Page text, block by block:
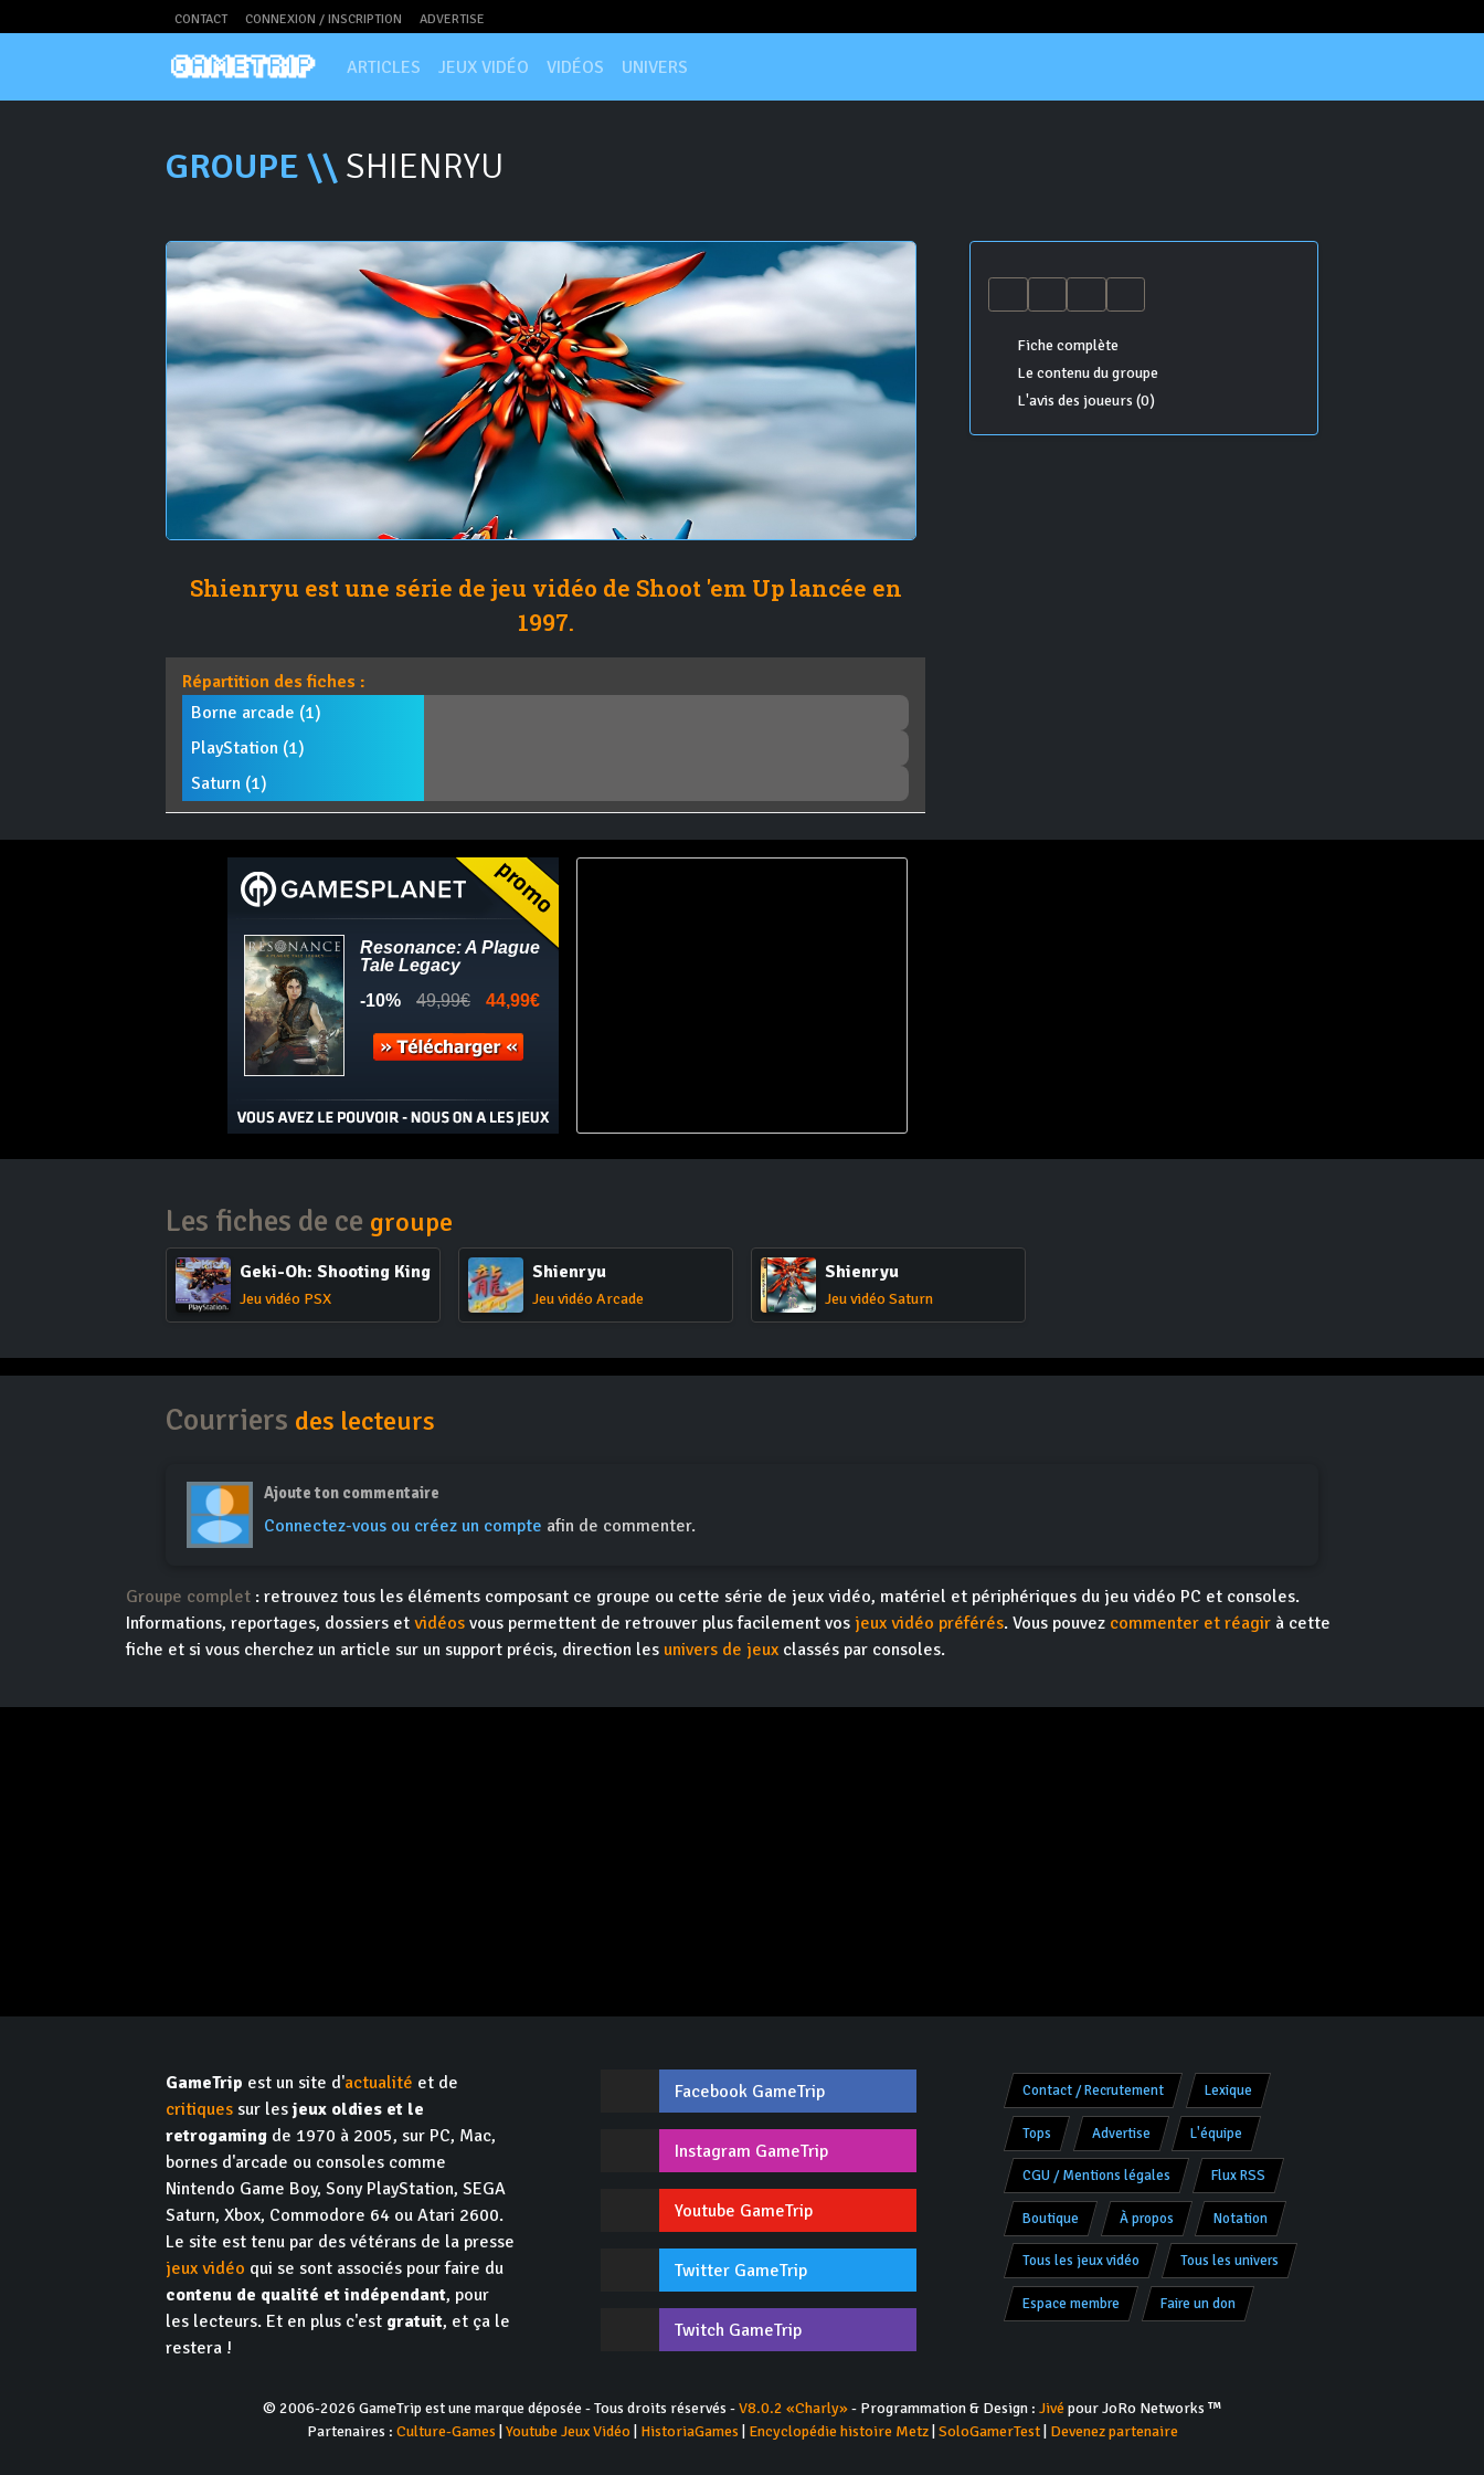
CONTACT CONNEXION / INSCRIPTION ADVERTISE
ARTICLES JEUX VIDÉO VIDÉOS UNIVERS
GROUPE \\ SHIENRYU
Fiche complète
Le contenu du groupe
L'avis des joueurs (0)
Shienryu est une série de jeu vidéo de Shoot 'em Up lancée en
1997.
Répartition des fiches :
Borne arcade (1)
PlayStation (1)
Saturn (1)
Les fiches de ce groupe
Geki-Oh: Shooting King
Jeu vidéo PSX
Shienryu
Jeu vidéo Arcade
Shienryu
Jeu vidéo Saturn
Courriers des lecteurs
Ajoute ton commentaire
Connectez-vous ou créez un compte afin de commenter.
Groupe complet : retrouvez tous les éléments composant ce groupe ou cette série de jeux vidéo, matériel et périphériques du jeu vidéo PC et consoles.
Informations, reportages, dossiers et vidéos vous permettent de retrouver plus facilement vos jeux vidéo préférés. Vous pouvez commenter et réagir à cette
fiche et si vous cherchez un article sur un support précis, direction les univers de jeux classés par consoles.
GameTrip est un site d'actualité et de
critiques sur lesjeux oldies et le
retrogaming de 1970 à 2005, sur PC, Mac,
bornes d'arcade ou consoles comme
Nintendo Game Boy, Sony PlayStation, SEGA
Saturn, Xbox, Commodore 64 ou Atari 2600.
Le site est tenu par des vétérans de la presse
jeux vidéo qui se sont associés pour faire du
contenu de qualité et indépendant, pour
les lecteurs. Et en plus c'est gratuit, et ça le
restera !
Facebook GameTrip
Instagram GameTrip
Youtube GameTrip
Twitter GameTrip
Twitch GameTrip
Contact / Recrutement Lexique
Tops Advertise L'équipe
CGU / Mentions légales Flux RSS
Boutique À propos Notation
Tous les jeux vidéo Tous les univers
Espace membre Faire un don
© 2006-2026 GameTrip est une marque déposée - Tous droits réservés -V8.0.2 «Charly»- Programmation & Design : Jivépour JoRo Networks ™
Partenaires : Culture-Games Youtube Jeux Vidéo| HistoriaGames Encyclopédie histoire Metz| SoloGamerTest| Devenez partenaire